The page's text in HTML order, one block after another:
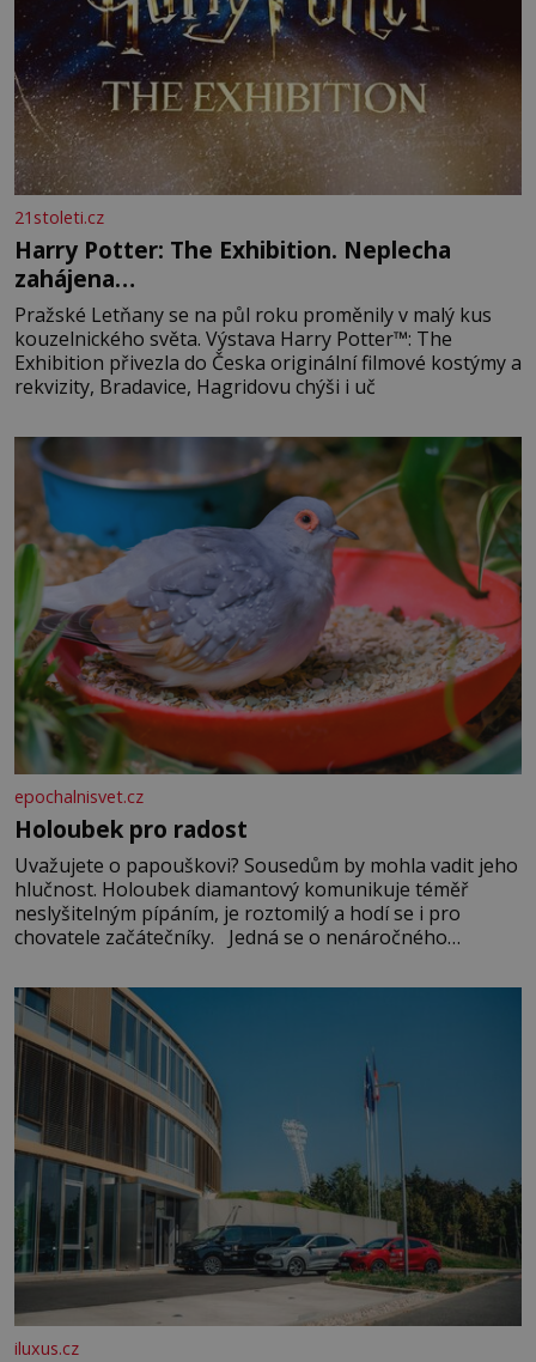
21stoleti.cz
Harry Potter: The Exhibition. Neplecha
zahájena…
Pražské Letňany se na půl roku proměnily v malý kus
kouzelnického světa. Výstava Harry Potter™: The
Exhibition přivezla do Česka originální filmové kostýmy a
rekvizity, Bradavice, Hagridovu chýši i uč
epochalnisvet.cz
Holoubek pro radost
Uvažujete o papouškovi? Sousedům by mohla vadit jeho
hlučnost. Holoubek diamantový komunikuje téměř
neslyšitelným pípáním, je roztomilý a hodí se i pro
chovatele začátečníky. Jedná se o nenáročného
času tráví na zemi, kde sbírá zbytky semínek Jeho
domovinou je prakticky celá Austrálie s výjimkou
pobřežní oblasti.
iluxus.cz